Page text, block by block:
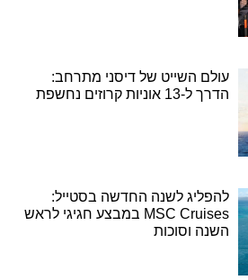
עולם השייט של דיסני מתרחב:
הדרך ל-13 אוניות קרוזים נחשפת
להפליג לשנה החדשה בסטייל:
MSC Cruises במבצע חגיגי לראש
השנה וסוכות